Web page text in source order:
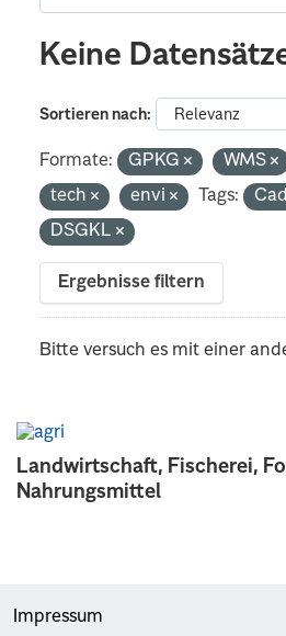
Landwirtschaft, Fischerei,
Nahrungsmittel
Keine
Sortieren nach
Formate: GPKG WMS
tech
envi Tags:
DSGKL
Ergebnisse filtern
Bitte versuch es mit einer
Impressum